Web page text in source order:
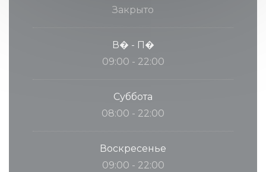
Закрыто
В� - П�
09:00 - 22:00
Суббота
08:00 - 22:00
Воскресенье
09:00 - 22:00